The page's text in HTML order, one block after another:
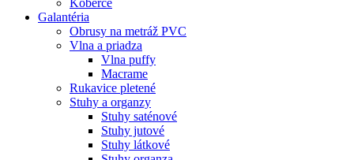
Koberce
Galantéria
Obrusy na metráž PVC
Vlna a priadza
Vlna puffy
Macrame
Rukavice pletené
Stuhy a organzy
Stuhy saténové
Stuhy jutové
Stuhy látkové